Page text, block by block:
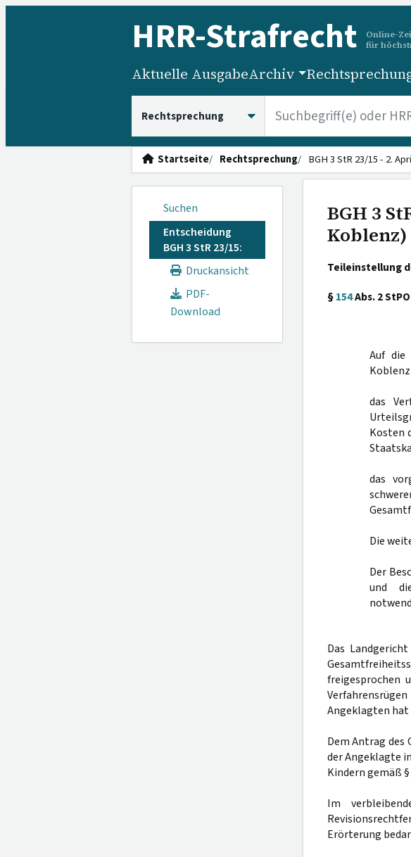
HRR-Strafrecht
Online-
für
Aktuelle AusgabeArchiv
Startseite Rechtsprechung BGH 3 StR 23/15 - 2.
Suchen
Entscheidung
BGH 3 StR 23/15:
Druckansicht
PDF-
Download
BGH 3
Koblenz)
Teileinstellung
§154Abs. 2 StPO
Auf die
Koblenz
das
Kosten
das
Die
Der
und
Das
freigesprochen
Angeklagten hat
Dem Antrag
der Angeklagte
Kindern gemäß §
Im
Erörterung